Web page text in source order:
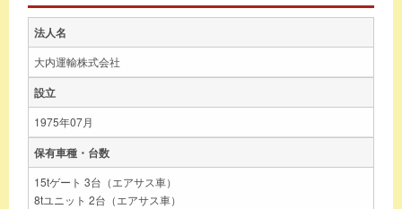
法人名
大内運輸株式会社
設立
1975年07月
保有車種・台数
15tゲート 3台（エアサス車）
8tユニット 2台（エアサス車）